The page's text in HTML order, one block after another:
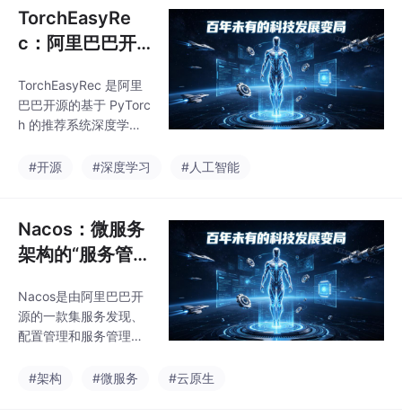
TorchEasyRe
c：阿里巴巴开
度学习框架详解
TorchEasyRec 是阿里
巴巴开源的基于 PyTorc
h 的推荐系统深度学习
推荐模型而设计。该框
排序、多任务学习和生
成式推荐等完整链路，
支持 20+ 生产级模型
epFM、MMoE、HSTU
等）和 10+ 特征类型。
框架具备强大的扩展能
大规模 Embedding、
#开源 #深度学习 #人工智能
Nacos：微服务
架构的“服务管家
全指南
Nacos是由阿里巴巴开
源的一款集服务发现、
配置管理和服务管理于
微服务架构设计。本文
#架构 #微服务 #云原生